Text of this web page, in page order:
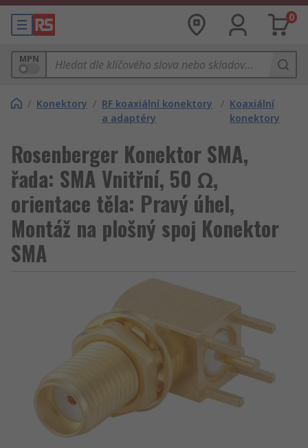
0
MPN
/ Konektory / RF koaxiální konektory
a adaptéry
/ Koaxiální
konektory
Rosenberger Konektor SMA,
řada: SMA Vnitřní, 50 Ω,
orientace těla: Pravý úhel,
Montáž na plošný spoj Konektor
SMA